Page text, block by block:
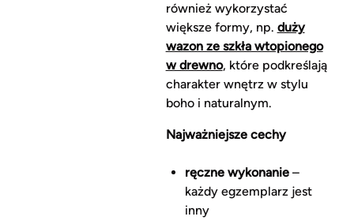
również wykorzystać
większe formy, np. duży
wazon ze szkła wtopionego
w drewno, które podkreślają
charakter wnętrz w stylu
boho i naturalnym.
Najważniejsze cechy
ręczne wykonanie–
każdy egzemplarz jest
inny